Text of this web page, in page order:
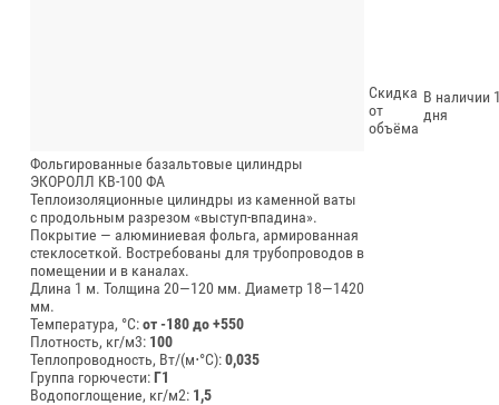
Фольгированные базальтовые цилиндры
ЭКОРОЛЛ КВ-100 ФА
Теплоизоляционные цилиндры из каменной ваты
с продольным разрезом «выступ-впадина».
Покрытие — алюминиевая фольга, армированная
стеклосеткой. Востребованы для трубопроводов в
помещении и в каналах.
Длина 1 м. Толщина 20—120 мм. Диаметр 18—1420
мм.
Температура, °C:от -180 до +550
Плотность, кг/м3: 100
Теплопроводность, Вт/(м⋅°С):0,035
Группа горючести:Г1
Водопоглощение, кг/м2: 1,5
Скидка
от
объёма
В наличии
дня